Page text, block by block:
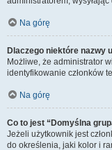
Na górę
Dlaczego niektóre nazwy
Możliwe, że administrator
identyfikowanie członków
Na górę
Co to jest “Domyślna
Jeżeli użytkownik jest
do określenia, jaki kolor i